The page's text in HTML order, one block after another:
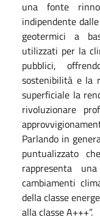
una fonte
indipendente
geotermici a
utilizzati per la
pubblici,
sostenibilità e la
superficiale la
rivoluzionare
Parlando in
puntualizzato
rappresenta
cambiamenti
della classe
alla classe A+++”.